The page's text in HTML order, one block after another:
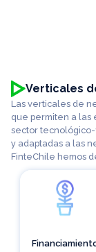
Verticales
Las verticales de
que permiten a las
sector
y adaptadas a las
FinteChile hemos